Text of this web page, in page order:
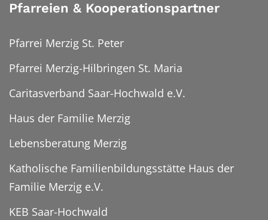
Pfarreien & Kooperationspartner
Pfarrei Merzig St. Peter
Pfarrei Merzig-Hilbringen St. Maria
Caritasverband Saar-Hochwald e.V.
Haus der Familie Merzig
Lebensberatung Merzig
Katholische Familienbildungsstätte Haus der
Familie Merzig e.V.
KEB Saar-Hochwald